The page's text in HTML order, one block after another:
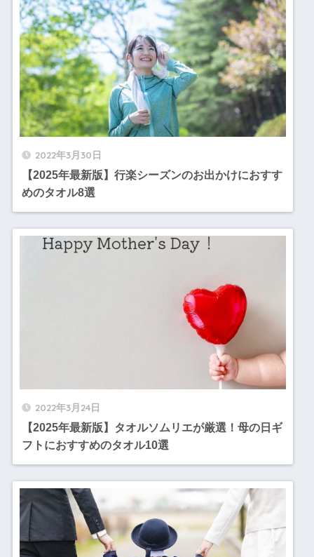
2022年3月30日
【2025年最新版】行楽シーズンのお出かけにおすす
めのタオル8選
2022年3月24日
【2025年最新版】タオルソムリエが厳選！母の日ギ
フトにおすすめのタオル10選